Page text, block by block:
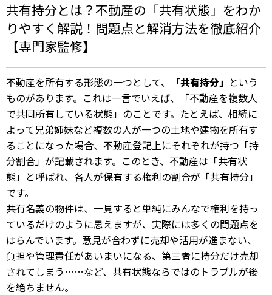
共有持分とは？不動産の「共有状態」をわか
りやすく解説！問題点と解消方法を徹底紹介
【専門家監修】
不動産を所有する形態の一つとして、 「共有持分」 という
ものがあります。これは一言でいえば、「不動産を複数人
で共同所有している状態」のことです。たとえば、相続に
よって兄弟姉妹など複数の人が一つの土地や建物を所有す
ることになった場合、不動産登記上にそれぞれが持つ「持
分割合」が記載されます。このとき、不動産は「共有状
態」と呼ばれ、各人が保有する権利の割合が「共有持分」
です。
共有名義の物件は、一見すると単純にみんなで権利を持っ
ているだけのように思えますが、実際には多くの問題点を
はらんでいます。意見が合わずに売却や活用が進まない、
負担や管理責任があいまいになる、第三者に持分だけ売却
されてしまう……など、共有状態ならではのトラブルが後
を絶ちません。